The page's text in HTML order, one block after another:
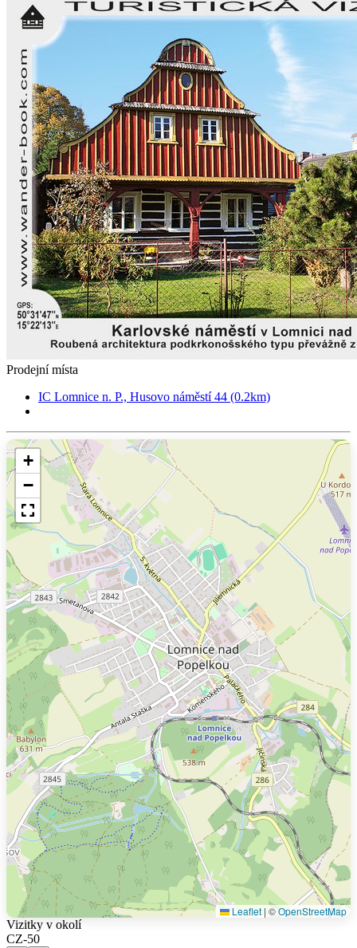
Prodejní místa
IC Lomnice n. P., Husovo náměstí 44 (0.2km)
+
−
Leaflet | ©OpenStreetMap
Vizitky v okolí
CZ-50